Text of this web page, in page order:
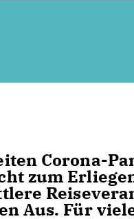
Corona-
zum
Aus. Für